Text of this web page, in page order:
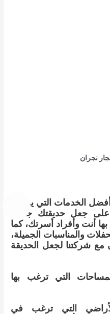
نجران
الخدمات التي يمكنك
على جعل حديقتك جميلة
أنت وأفراد أسرتك، كما
والمناسبات الجميلة،
مع شركتنا لجعل الحديقة
التي ترغب بها
التي ترغب في